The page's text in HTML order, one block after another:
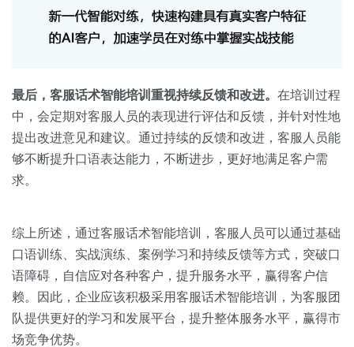
最后，客服话术智能培训重视持续反馈和改进。 在培训过程
中，会定期对客服人员的表现进行评估和反馈，并针对性地
提出改进意见和建议。通过持续的反馈和改进，客服人员能
够不断提升口语表达能力，不断进步，更好地满足客户需
求。
综上所述，通过客服话术智能培训，客服人员可以通过基础
口语训练、实战演练、案例学习和持续反馈等方式，突破口
语障碍，自信应对各种客户，提升服务水平，赢得客户信
赖。因此，企业应该积极采用客服话术智能培训，为客服团
队提供更好的学习和发展平台，提升整体服务水平，赢得市
场竞争优势。